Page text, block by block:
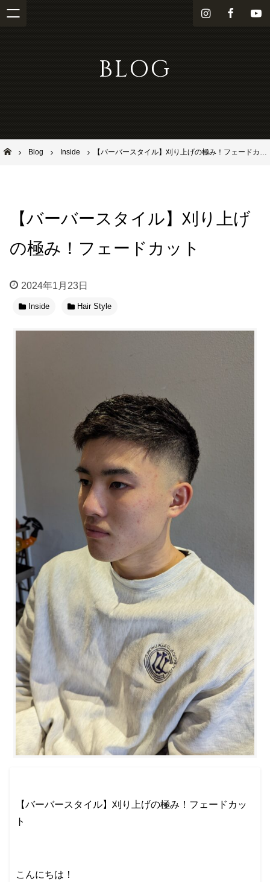
i
m
Y
BLOG
池田市石橋の美容室ならヘアサロンSolana（ソラーナ）
Blog Inside 【バーバースタイル】刈り上げの極み！フェードカット
【バーバースタイル】刈り上げ
の極み！フェードカット
2024年1月23日
Inside Hair Style
【バーバースタイル】刈り上げの極み！フェードカッ
ト
こんにちは！